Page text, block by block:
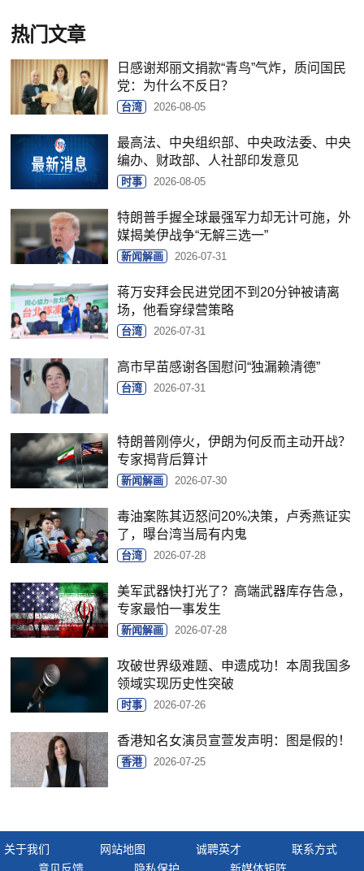
热门文章
日感谢郑丽文捐款“青鸟”气炸，质问国民
党：为什么不反日？
台湾 2026-08-05
最高法、中央组织部、中央政法委、中央
编办、财政部、人社部印发意见
时事 2026-08-05
特朗普手握全球最强军力却无计可施，外
媒揭美伊战争“无解三选一”
新闻解画 2026-07-31
蒋万安拜会民进党团不到20分钟被请离
场，他看穿绿营策略
台湾 2026-07-31
高市早苗感谢各国慰问“独漏赖清德”
台湾 2026-07-31
特朗普刚停火，伊朗为何反而主动开战？
专家揭背后算计
新闻解画 2026-07-30
毒油案陈其迈怒问20%决策，卢秀燕证实
了，曝台湾当局有内鬼
台湾 2026-07-28
美军武器快打光了？高端武器库存告急，
专家最怕一事发生
新闻解画 2026-07-28
攻破世界级难题、申遗成功！本周我国多
领域实现历史性突破
时事 2026-07-26
香港知名女演员宣萱发声明：图是假的！
香港 2026-07-25
关于我们 网站地图 诚聘英才
联系方式